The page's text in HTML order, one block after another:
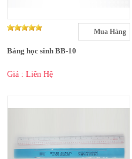
Mua Hàng
Bảng học sinh BB-10
Giá : Liên Hệ